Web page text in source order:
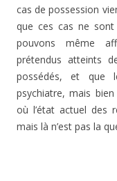
cas de possession
que ces cas ne
pouvons même
prétendus atteints
possédés, et que
psychiatre, mais
où l’état actuel des
mais là n’est pas la